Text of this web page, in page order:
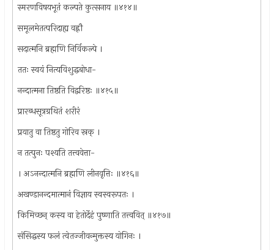
स्मरणविषयभूतं कल्पते कुत्सनाय ॥४१४॥
समूलमेतत्परिदाह्य वह्नौ
सदात्मनि ब्रह्मणि निर्विकल्पे ।
ततः स्वयं नित्यविशुद्धबोधा-
नन्दात्मना तिष्ठति विद्वरिष्ठः ॥४१५॥
प्रारब्धसूत्रग्रथितं शरीरं
प्रयातु वा तिष्ठतु गोरिव स्रक् ।
न तत्पुनः पश्यति तत्त्ववेत्ता-
। अऽनन्दात्मनि ब्रह्मणि लीनवृत्तिः ॥४१६॥
अखण्डानन्दमात्मानं विज्ञाय स्वस्वरूपतः ।
किमिच्छन् कस्य वा हेतोर्देहं पुष्णाति तत्त्ववित् ॥४१७॥
संसिद्धस्य फलं त्वेतज्जीवन्मुक्तस्य योगिनः ।